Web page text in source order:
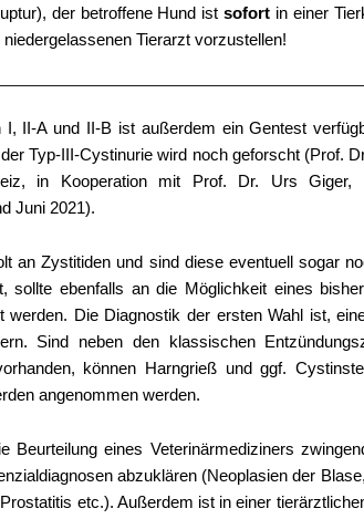
der betroffene Hund ist sofort in einer
Tierarzt vorzustellen!
I, II-A und II-B ist außerdem ein Gentest
Typ-III-Cystinurie wird noch geforscht (Prof.
in Kooperation mit Prof. Dr. Urs Giger,
Juni 2021).
an Zystitiden und sind diese eventuell sogar
sollte ebenfalls an die Möglichkeit eines
werden. Die Diagnostik der ersten Wahl ist,
Sind neben den klassischen
können Harngrieß und ggf.
angenommen werden.
Beurteilung eines Veterinärmediziners
abzuklären (Neoplasien der
etc.). Außerdem ist in einer